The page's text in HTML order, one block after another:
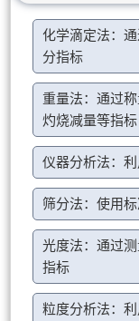
化学滴定法：
分指标
重量法：通过
灼烧减量等指标
仪器分析法：
筛分法：使用
光度法：通过
指标
粒度分析法：